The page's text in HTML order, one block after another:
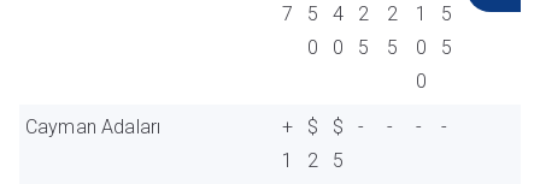
7
5
0
4
0
2
5
2
5
1
0
0
5
5
Cayman Adaları
+
1
$
2
$
5
- - - -